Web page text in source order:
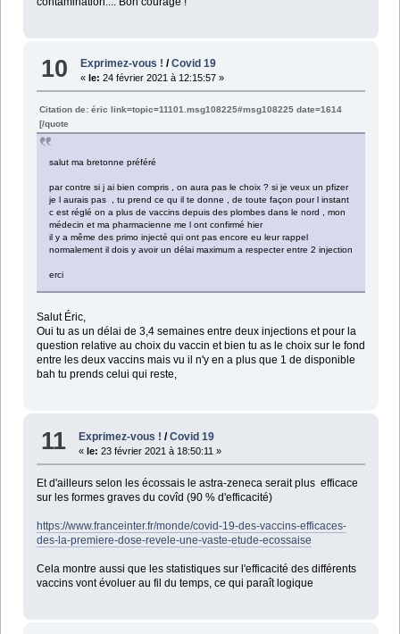
10 Exprimez-vous ! /Covid 19
«le: 24 février 2021 à 12:15:57 »
Citation de: éric link=topic=11101.msg108225#msg108225 date=1614
[/quote
salut ma bretonne préféré
par contre si j ai bien compris , on aura pas le choix ? si je veux un pfizer
je l aurais pas , tu prend ce qu il te donne , de toute façon pour l instant
c est réglé on a plus de vaccins depuis des plombes dans le nord , mon
médecin et ma pharmacienne me l ont confirmé hier
il y a même des primo injecté qui ont pas encore eu leur rappel
normalement il dois y avoir un délai maximum a respecter entre 2 injection
erci
Salut Éric,
Oui tu as un délai de 3,4 semaines entre deux injections et pour la
question relative au choix du vaccin et bien tu as le choix sur le fond
entre les deux vaccins mais vu il n'y en a plus que 1 de disponible
bah tu prends celui qui reste,
11 Exprimez-vous ! /Covid 19
«le: 23 février 2021 à 18:50:11 »
Et d'ailleurs selon les écossais le astra-zeneca serait plus efficace
sur les formes graves du covîd (90 % d'efficacité)
https://www.franceinter.fr/monde/covid-19-des-vaccins-efficaces-
des-la-premiere-dose-revele-une-vaste-etude-ecossaise
Cela montre aussi que les statistiques sur l'efficacité des différents
vaccins vont évoluer au fil du temps, ce qui paraît logique